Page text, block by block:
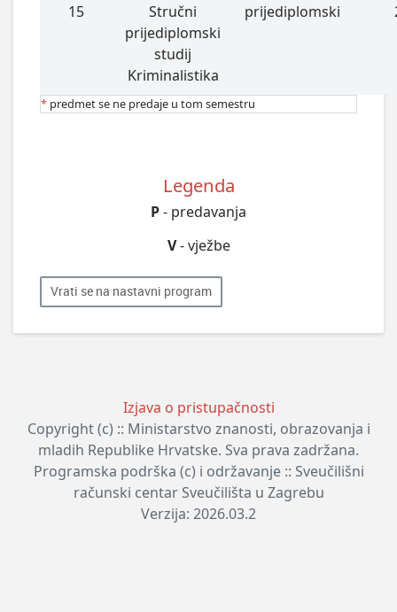
15
Stručni
prijediplomski
studij
Kriminalistika
prijediplomski
* predmet se ne predaje u tom semestru
Legenda
P- predavanja
V- vježbe
Vrati se na nastavni program
Izjava o pristupačnosti
Copyright (c) :: Ministarstvo znanosti, obrazovanja i
mladih Republike Hrvatske. Sva prava zadržana.
Programska podrška (c) i održavanje :: Sveučilišni
računski centar Sveučilišta u Zagrebu
Verzija: 2026.03.2